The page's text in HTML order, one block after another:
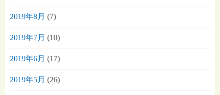
2019年8月 (7)
2019年7月 (10)
2019年6月 (17)
2019年5月 (26)